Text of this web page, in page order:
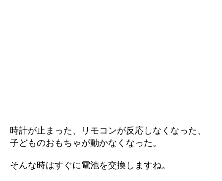
時計が止まった、リモコンが反応しなくなった、
子どものおもちゃが動かなくなった。
そんな時はすぐに電池を交換しますね。